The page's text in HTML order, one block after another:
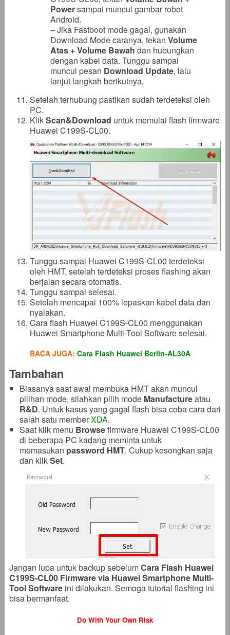
Powersampai muncul gambar robot
Android.
– Jika Fastboot mode gagal, gunakan
Download Mode caranya, tekan Volume
Atas + Volume Bawah dan hubungkan
dengan kabel data. Tunggu sampai
muncul pesan Download Update, lalu
lanjut langkah berikutnya.
Setelah terhubung pastikan sudah terdeteksi oleh
PC.
KlikScan&Download untuk memulai flash firmware
Huawei C199S-CL00.
Tunggu sampai Huawei C199S-CL00 terdeteksi
oleh HMT, setelah terdeteksi proses flashing akan
berjalan secara otomatis.
Tunggu sampai selesai.
Setelah mencapai 100% lepaskan kabel data dan
nyalakan.
Cara flash Huawei C199S-CL00 menggunakan
Huawei Smartphone Multi-Tool Software selesai.
BACA JUGA: Cara Flash Huawei Berlin-AL30A
Tambahan
Biasanya saat awal membuka HMT akan muncul
pilihan mode, silahkan pilih mode Manufactureatau
R&D. Untuk kasus yang gagal flash bisa coba cara dari
salah satu memberXDA.
Saat klik menu Browsefirmware Huawei C199S-CL00
di beberapa PC kadang meminta untuk
memasukan password HMT. Cukup kosongkan saja
dan klikSet.
Jangan lupa untuk backup sebelumCara Flash Huawei
C199S-CL00 Firmware via Huawei Smartphone Multi-
Tool Softwareini dilakukan. Semoga tutorial flashing ini
bisa bermanfaat.
Do With Your Own Risk